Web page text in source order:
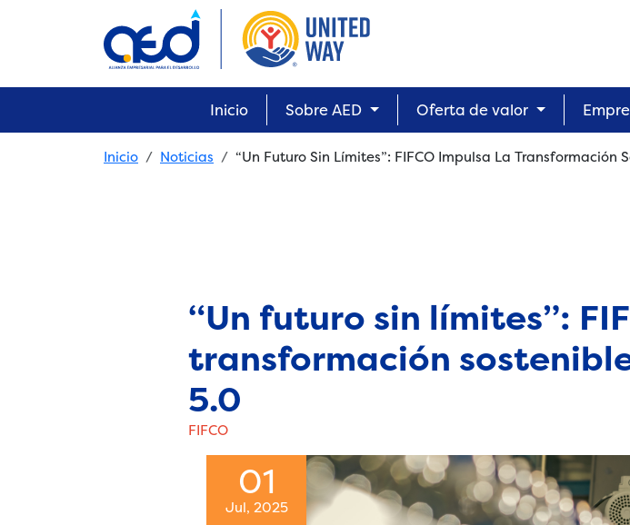
Main navigation
Inicio Sobre AED Oferta de valor
Breadcrumb
Inicio Noticias “Un Futuro Sin Límites”: FIFCO Impulsa La
“Un futuro sin límites”:
transformación
5.0
FIFCO
01
Jul, 2025